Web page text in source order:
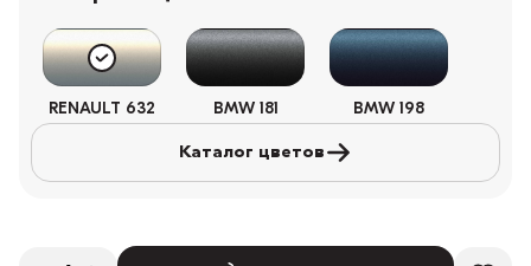
RENAULT 632 BMW 181 BMW 198
Каталог цветов